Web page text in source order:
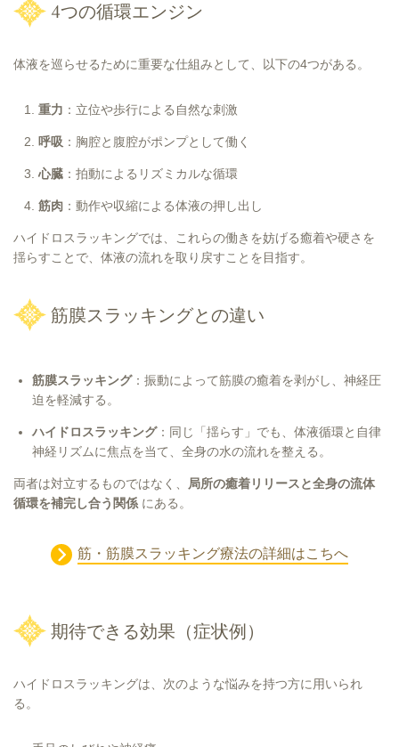
4つの循環エンジン
体液を巡らせるために重要な仕組みとして、以下の4つがある。
重力 ：立位や歩行による自然な刺激
呼吸 ：胸腔と腹腔がポンプとして働く
心臓 ：拍動によるリズミカルな循環
筋肉 ：動作や収縮による体液の押し出し
ハイドロスラッキングでは、これらの働きを妨げる癒着や硬さを
揺らすことで、体液の流れを取り戻すことを目指す。
筋膜スラッキングとの違い
筋膜スラッキング：振動によって筋膜の癒着を剥がし、神経圧
迫を軽減する。
ハイドロスラッキング：同じ「揺らす」でも、体液循環と自律
神経リズムに焦点を当て、全身の水の流れを整える。
両者は対立するものではなく、
局所の癒着リリースと全身の流体
循環を補完し合う関係 にある。
筋・筋膜スラッキング療法の詳細はこちへ
期待できる効果（症状例）
ハイドロスラッキングは、次のような悩みを持つ方に用いられ
る。